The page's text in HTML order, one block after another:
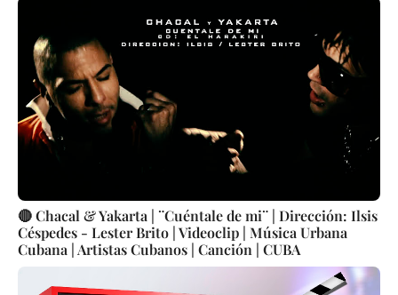
🔴 Chacal & Yakarta | ¨Cuéntale de mi¨ | Dirección: Ilsis
Céspedes - Lester Brito | Videoclip | Música Urbana
Cubana | Artistas Cubanos | Canción | CUBA